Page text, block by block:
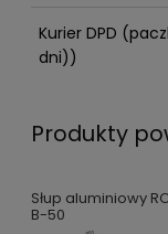
Drobnera 34
50-257 Wrocław,
Importer
Drobnera 34
50-257 Wrocław, Polska
Kurier DPD
dni))
Produkty
Słup aluminiowy
B-50